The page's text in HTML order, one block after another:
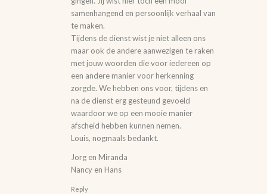
samenhangend en persoonlijk verhaal van
te maken.
Tijdens de dienst wist je niet alleen ons
maar ook de andere aanwezigen te raken
met jouw woorden die voor iedereen op
een andere manier voor herkenning
zorgde. We hebben ons voor, tijdens en
na de dienst erg gesteund gevoeld
waardoor we op een mooie manier
afscheid hebben kunnen nemen.
Louis, nogmaals bedankt.
Jorg en Miranda
Nancy en Hans
Reply